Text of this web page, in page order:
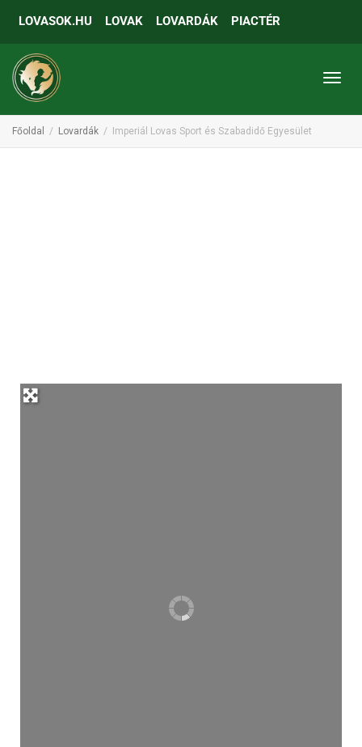
LOVASOK.HU LOVAK LOVARDÁK PIACTÉR
Főoldal Lovardák Imperiál Lovas Sport és Szabadidő Egyesület